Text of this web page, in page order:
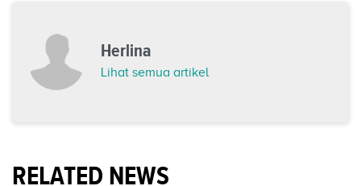
Herlina
Lihat semua artikel
RELATED NEWS